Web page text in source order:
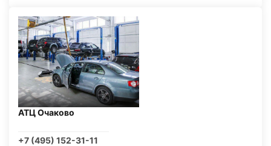
АТЦ Очаково
+7 (495) 152-31-11